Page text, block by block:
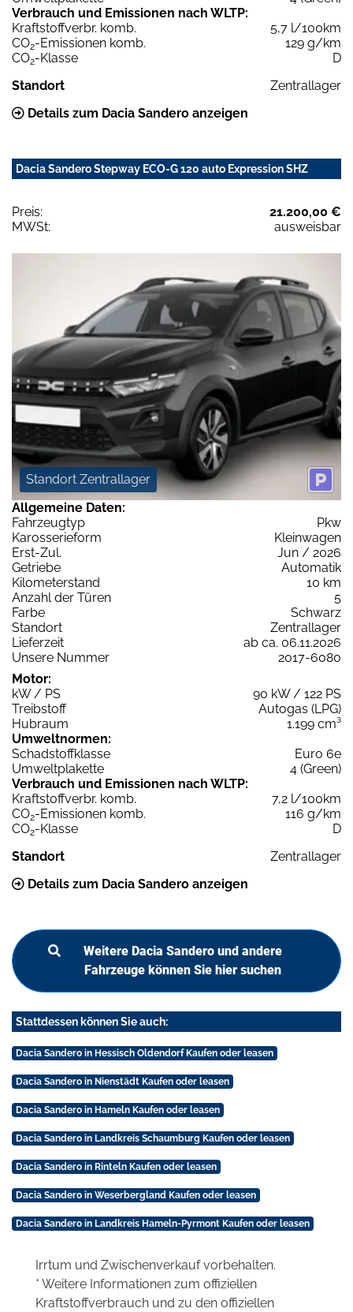
Verbrauch und Emissionen nach WLTP:
Kraftstoffverbr. komb.
5,7 l/100km
CO2-Emissionen komb.
129 g/km
CO2-Klasse
D
Standort
Zentrallager
Details zum Dacia Sandero anzeigen
Dacia Sandero Stepway ECO-G 120 auto Expression SHZ
Preis:
21.200,00 €
MWSt:
ausweisbar
Standort Zentrallager
Allgemeine Daten:
Fahrzeugtyp
Pkw
Karosserieform
Kleinwagen
Erst-Zul.
Jun / 2026
Getriebe
Automatik
Kilometerstand
10 km
Anzahl der Türen
5
Farbe
Schwarz
Standort
Zentrallager
Lieferzeit
ab ca. 06.11.2026
Unsere Nummer
2017-6080
Motor:
kW / PS
90 kW / 122 PS
Treibstoff
Autogas (LPG)
Hubraum
1.199 cm³
Umweltnormen:
Schadstoffklasse
Euro 6e
Umweltplakette
4 (Green)
Verbrauch und Emissionen nach WLTP:
Kraftstoffverbr. komb.
7,2 l/100km
CO2-Emissionen komb.
116 g/km
CO2-Klasse
D
Standort
Zentrallager
Details zum Dacia Sandero anzeigen
Weitere Dacia Sandero und andere
Fahrzeuge können Sie hier suchen
Stattdessen können Sie auch:
Dacia Sandero in Hessisch Oldendorf Kaufen oder leasen
Dacia Sandero in Nienstädt Kaufen oder leasen
Dacia Sandero in Hameln Kaufen oder leasen
Dacia Sandero in Landkreis Schaumburg Kaufen oder leasen
Dacia Sandero in Rinteln Kaufen oder leasen
Dacia Sandero in Weserbergland Kaufen oder leasen
Dacia Sandero in Landkreis Hameln-Pyrmont Kaufen oder leasen
Irrtum und Zwischenverkauf vorbehalten.
* Weitere Informationen zum offiziellen
Kraftstoffverbrauch und zu den offiziellen